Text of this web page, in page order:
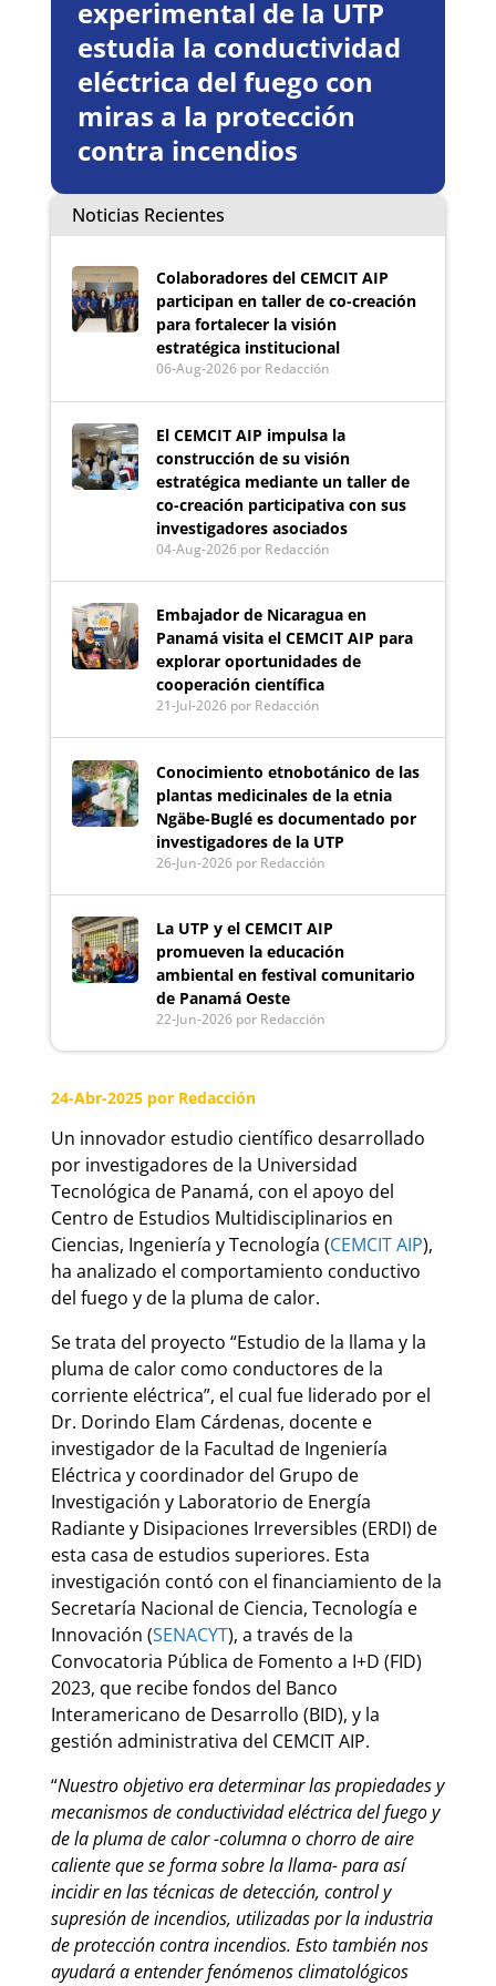
experimental de la UTP
estudia la conductividad
eléctrica del fuego con
miras a la protección
contra incendios
Noticias Recientes
Colaboradores del CEMCIT AIP
participan en taller de co-creación
para fortalecer la visión
estratégica institucional
06-Aug-2026por Redacción
El CEMCIT AIP impulsa la
construcción de su visión
estratégica mediante un taller de
co-creación participativa con sus
investigadores asociados
04-Aug-2026por Redacción
Embajador de Nicaragua en
Panamá visita el CEMCIT AIP para
explorar oportunidades de
cooperación científica
21-Jul-2026por Redacción
Conocimiento etnobotánico de las
plantas medicinales de la etnia
Ngäbe-Buglé es documentado por
investigadores de la UTP
26-Jun-2026por Redacción
La UTP y el CEMCIT AIP
promueven la educación
ambiental en festival comunitario
de Panamá Oeste
22-Jun-2026por Redacción
24-Abr-2025 por Redacción
Un innovador estudio científico desarrollado
por investigadores de la Universidad
Tecnológica de Panamá, con el apoyo del
Centro de Estudios Multidisciplinarios en
Ciencias, Ingeniería y Tecnología (CEMCIT AIP),
ha analizado el comportamiento conductivo
del fuego y de la pluma de calor.
Se trata del proyecto “Estudio de la llama y la
pluma de calor como conductores de la
corriente eléctrica”, el cual fue liderado por el
Dr. Dorindo Elam Cárdenas, docente e
investigador de la Facultad de Ingeniería
Eléctrica y coordinador del Grupo de
Investigación y Laboratorio de Energía
Radiante y Disipaciones Irreversibles (ERDI) de
esta casa de estudios superiores. Esta
investigación contó con el financiamiento de la
Secretaría Nacional de Ciencia, Tecnología e
Innovación (SENACYT), a través de la
Convocatoria Pública de Fomento a I+D (FID)
2023, que recibe fondos del Banco
Interamericano de Desarrollo (BID), y la
gestión administrativa del CEMCIT AIP.
“Nuestro objetivo era determinar las propiedades y
mecanismos de conductividad eléctrica del fuego y
de la pluma de calor -columna o chorro de aire
caliente que se forma sobre la llama- para así
incidir en las técnicas de detección, control y
supresión de incendios, utilizadas por la industria
de protección contra incendios. Esto también nos
ayudará a entender fenómenos climatológicos